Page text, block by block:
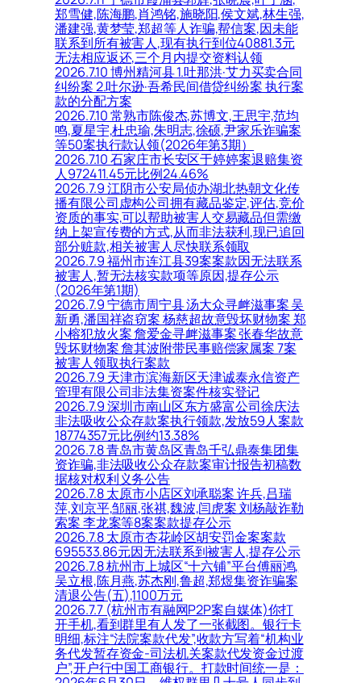
郑雪健,陈海鹏,肖鸿铭,施晓阳,侯文斌,林生强,
潘建强,黄梦莹,郑超等人诈骗,帮信案,因未能
联系到所有被害人,现有执行到位40881.3元
无法相应返还,三个月内提交资料认领
2026.7.10 博州精河县 1.吐那洪·艾力买卖合同
纠纷案 2.吐尔逊·吾希民间借贷纠纷案 执行案
款的分配方案
2026.7.10 常熟市陈俊杰,苏博文,王思宇,范均
鸣,夏星宇,杜忠瑜,朱明志,徐硕,尹家乐诈骗案
等50案执行款认领(2026年第3期）
2026.7.10 石家庄市长安区于婷婷案退赔集资
人972411.45元比例24.46%
2026.7.9 江阴市公安局侦办湖北热朝文化传
播有限公司虚构公司拥有藏品鉴定,评估,竞价
资质的事实,可以帮助被害人交易藏品但需缴
纳上架宣传费的方式,从而非法获利,现已追回
部分赃款,相关被害人尽快联系领取
2026.7.9 福州市连江县39案案款因无法联系
被害人,暂无法核实款项等原因,提存公示
(2026年第1期)
2026.7.9 宁德市周宁县 汤大众寻衅滋事案 吴
新勇,潘国祥盗窃案 杨慈超故意毁坏财物案 郑
小榕犯放火案 詹爱金寻衅滋事案 张春华故意
毁坏财物案 詹其波附带民事赔偿家属案 7案
被害人领取执行案款
2026.7.9 天津市滨海新区天津诚泰永信资产
管理有限公司非法集资案件核实登记
2026.7.9 深圳市南山区东方盛富公司徐庆法
非法吸收公众存款案执行领款,发放59人案款
18774357元比例约13.38%
2026.7.8 青岛市黄岛区青岛千弘鼎泰集团集
资诈骗,非法吸收公众存款案审计报告初稿数
据核对权利义务公告
2026.7.8 太原市小店区刘承聪案 许兵,吕瑞
萍,刘京平,邹丽,张祺,魏波,闫虎案 刘杨敲诈勒
索案 李龙案等8案案款提存公示
2026.7.8 太原市杏花岭区胡安罚金案案款
695533.86元因无法联系到被害人,提存公示
2026.7.8 杭州市上城区“十六铺”平台傅丽鸿,
吴立根,陈月燕,苏杰刚,鲁超,郑煜集资诈骗案
清退公告(五),1100万元
2026.7.7 (杭州市有融网P2P案自媒体)你打
开手机,看到群里有人发了一张截图。银行卡
明细,标注“法院案款代发”,收款方写着“机构业
务代发暂存资金-司法机关案款代发资金过渡
户”,开户行中国工商银行。打款时间统一是：